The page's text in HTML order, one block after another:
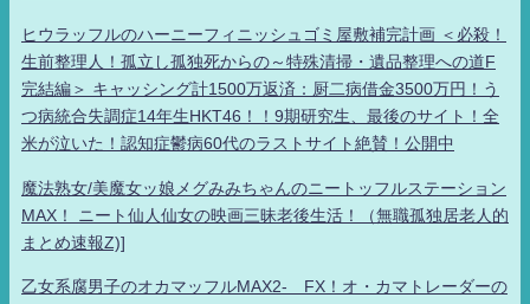
ヒウラッフルのハーニーフィニッシュゴミ屋敷補完計画 ＜必殺！
生前整理人！孤立し孤独死からの～特殊清掃・遺品整理への道F
完結編＞ キャッシング計1500万返済：厨二病借金3500万円！う
つ病統合失調症14年生HKT46！！9期研究生、最後のサイト！全
米が泣いた！認知症鬱病60代のラストサイト絶賛！公開中
魔法熟女/美魔女ッ娘メグみみちゃんのニートッフルステーション
MAX！ ニート仙人仙女の映画三昧老後生活！（無職孤独居老人的
まとめ速報Z)]
乙女系腐男子のオカマッフルMAX2- FX！オ・カマトレーダーの